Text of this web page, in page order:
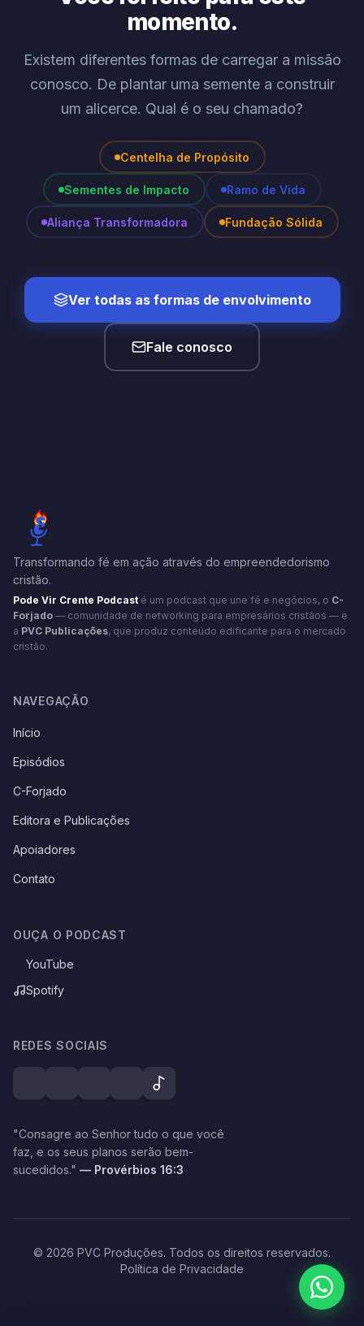
momento.
Existem diferentes formas de carregar a missão
conosco. De plantar uma semente a construir
um alicerce. Qual é o seu chamado?
Centelha de Propósito
Sementes de Impacto Ramo de Vida
Aliança Transformadora Fundação Sólida
Ver todas as formas de envolvimento
Fale conosco
Transformando fé em ação através do empreendedorismo
cristão.
Pode Vir Crente Podcast é um podcast que une fé e negócios, o C-
Forjado — comunidade de networking para empresários cristãos — e
a PVC Publicações, que produz conteúdo edificante para o mercado
cristão.
NAVEGAÇÃO
Início
Episódios
C-Forjado
Editora e Publicações
Apoiadores
Contato
OUÇA O PODCAST
YouTube
Spotify
REDES SOCIAIS
"Consagre ao Senhor tudo o que você
faz, e os seus planos serão bem-
sucedidos." — Provérbios 16:3
© 2026 PVC Produções. Todos os direitos reservados.
Política de Privacidade